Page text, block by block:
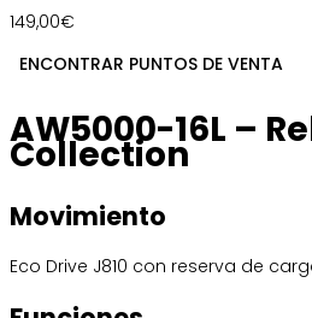
149,00€
ENCONTRAR PUNTOS DE VENTA
AW5000-16L –
Collection
Movimiento
Eco Drive J810 con reserva de